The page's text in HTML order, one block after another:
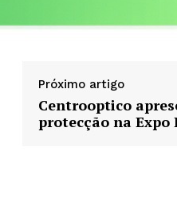
Sobre
Planos
Minha
Próximo artigo
Centrooptico
protecção na